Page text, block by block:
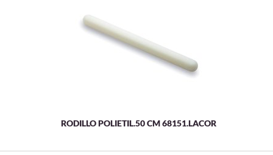
RODILLO POLIETIL.50 CM 68151.LACOR